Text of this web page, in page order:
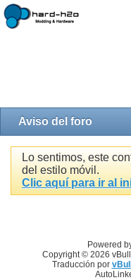
Aviso del foro
Lo sentimos, este
del estilo móvil.
Clic aquí para ir al
Powered
Copyright © 2026
Traducción por